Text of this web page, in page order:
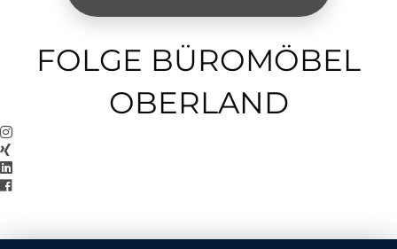
FOLGE BÜROMÖBEL
OBERLAND